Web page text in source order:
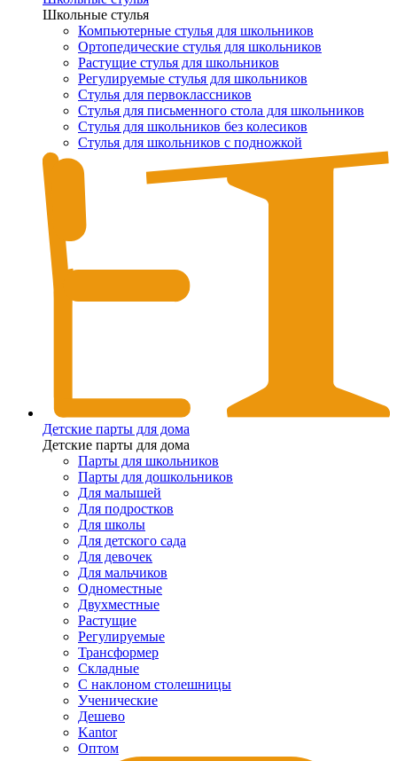
Школьные стулья
Компьютерные стулья для школьников
Ортопедические стулья для школьников
Растущие стулья для школьников
Регулируемые стулья для школьников
Стулья для первоклассников
Стулья для письменного стола для школьников
Стулья для школьников без колесиков
Стулья для школьников с подножкой
Детские парты для дома
Детские парты для дома
Парты для школьников
Парты для дошкольников
Для малышей
Для подростков
Для школы
Для детского сада
Для девочек
Для мальчиков
Одноместные
Двухместные
Растущие
Регулируемые
Трансформер
Складные
С наклоном столешницы
Ученические
Дешево
Kantor
Оптом